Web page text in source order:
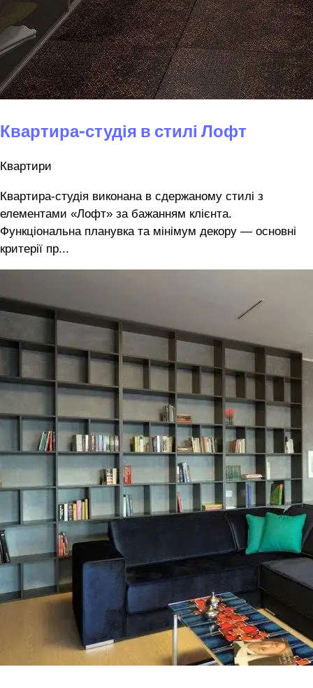
Квартира-студія в стилі Лофт
Квартири
Квартира-студія виконана в сдержаному стилі з
елементами «Лофт» за бажанням клієнта.
Функціональна планувка та мінімум декору — основні
критерії пр...